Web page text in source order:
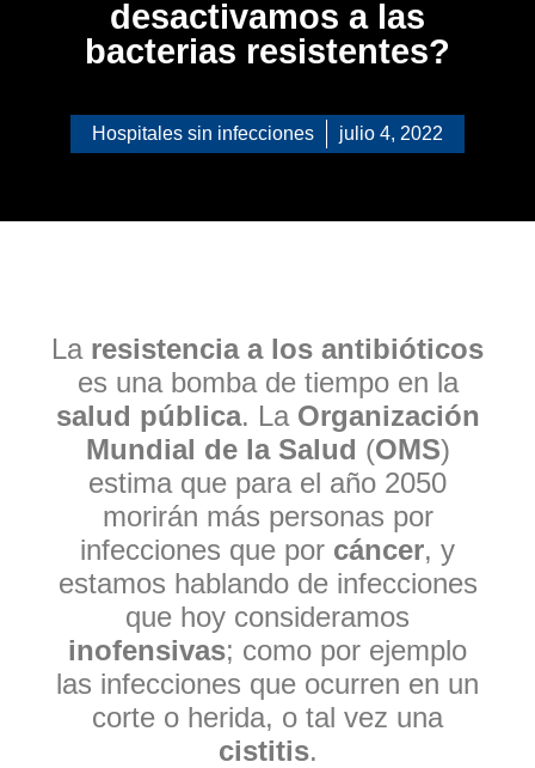
desactivamos a las
bacterias resistentes?
Hospitales sin infecciones julio 4, 2022
La resistencia a los antibióticos
es una bomba de tiempo en la
salud pública. La Organización
Mundial de la Salud (OMS)
estima que para el año 2050
morirán más personas por
infecciones que por cáncer, y
estamos hablando de infecciones
que hoy consideramos
inofensivas; como por ejemplo
las infecciones que ocurren en un
corte o herida, o tal vez una
cistitis.